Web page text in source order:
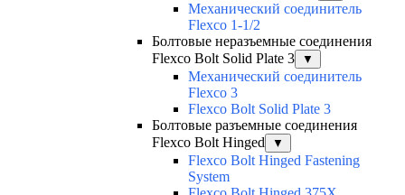
Механический соединитель
Flexco 1-1/2
Болтовые неразъемные соединения
Flexco Bolt Solid Plate 3
▼
Механический соединитель
Flexco 3
Flexco Bolt Solid Plate 3
Болтовые разъемные соединения
Flexco Bolt Hinged
▼
Flexco Bolt Hinged Fastening
System